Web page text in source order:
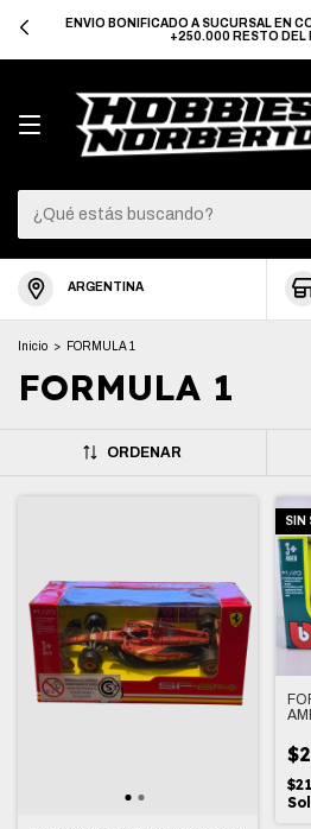
ENVIO BONIFICADO A SUCURSAL EN
+250.000 RESTO DEL
ARGENTINA
Inicio > FORMULA 1
FORMULA 1
ORDENAR
SIN